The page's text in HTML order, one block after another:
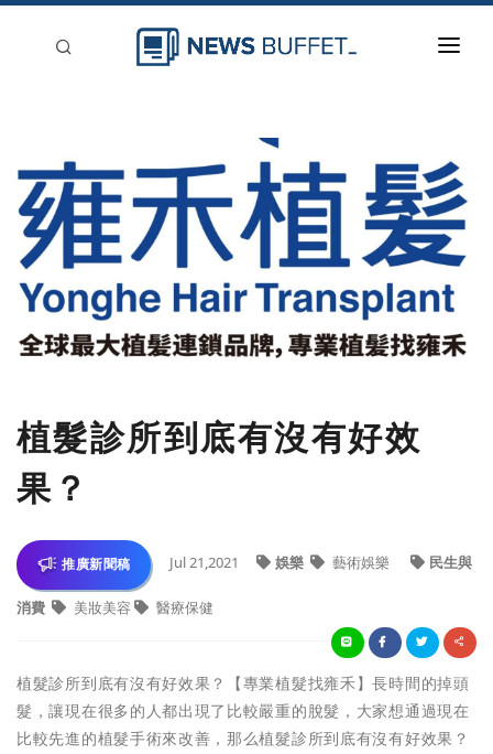
登入
刊登
植髮診所到底有沒有好效
果？
推廣新聞稿 Jul 21,2021 娛樂 藝術娛樂 民生與
消費 美妝美容 醫療保健
植髮診所到底有沒有好效果？【專業植髮找雍禾】長時間的掉頭
髮，讓現在很多的人都出現了比較嚴重的脫髮，大家想通過現在
比較先進的植髮手術來改善，那么植髮診所到底有沒有好效果？